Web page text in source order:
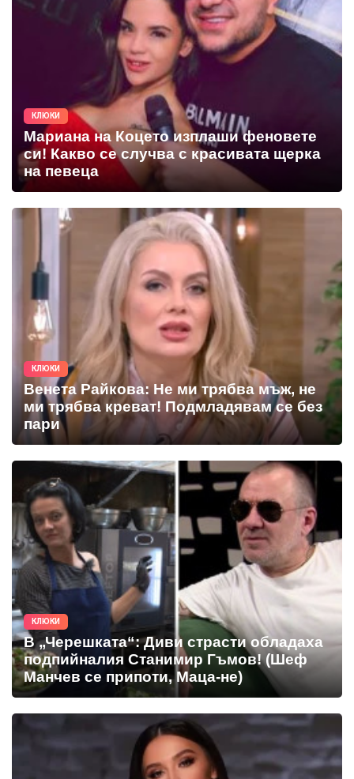
КЛЮКИ
Мариана на Коцето изплаши феновете
си! Какво се случва с красивата щерка
на певеца
КЛЮКИ
Венета Райкова: Не ми трябва мъж, не
ми трябва креват! Подмладявам се без
пари
КЛЮКИ
В „Черешката“: Диви страсти обладаха
подпийналия Станимир Гъмов! (Шеф
Манчев се припоти, Маца-не)